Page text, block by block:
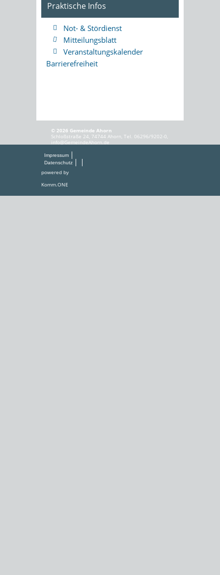
Praktische Infos
Not- & Stördienst
Mitteilungsblatt
Veranstaltungskalender
Barrierefreiheit
© 2026 Gemeinde Ahorn
Schloßstraße 24, 74744 Ahorn, Tel. 06296/9202-0,
info@GemeindeAhorn.de
Impressum
Datenschutz
powered by
Komm.ONE